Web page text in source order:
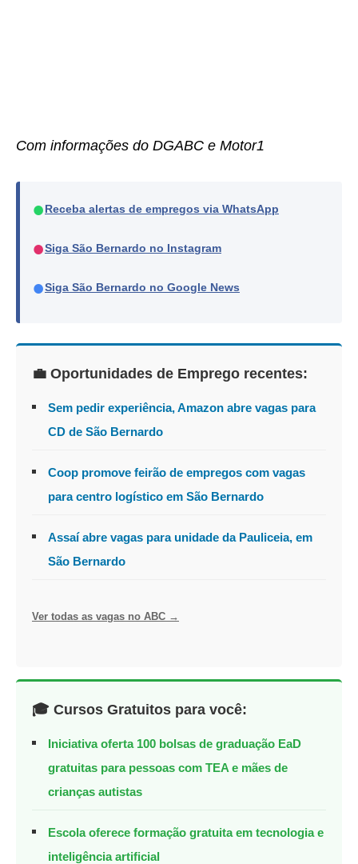
Com informações do DGABC e Motor1
● Receba alertas de empregos via WhatsApp
●Siga São Bernardo no Instagram
●Siga São Bernardo no Google News
💼 Oportunidades de Emprego recentes:
Sem pedir experiência, Amazon abre vagas para
CD de São Bernardo
Coop promove feirão de empregos com vagas
para centro logístico em São Bernardo
Assaí abre vagas para unidade da Pauliceia, em
São Bernardo
Ver todas as vagas no ABC →
🎓 Cursos Gratuitos para você:
Iniciativa oferta 100 bolsas de graduação EaD
gratuitas para pessoas com TEA e mães de
crianças autistas
Escola oferece formação gratuita em tecnologia e
inteligência artificial